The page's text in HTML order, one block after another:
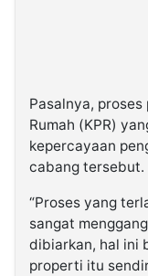
Pasalnya,
Rumah (KPR)
kepercayaan
cabang tersebut.
“Proses yang
sangat
dibiarkan, hal ini
properti itu